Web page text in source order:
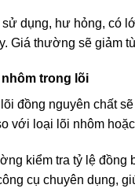
sử dụng, hư hỏng, có
Giá thường sẽ giảm
trong lõi
đồng nguyên chất
với loại lõi nhôm
kiểm tra tỷ lệ đồng
cụ chuyên dụng,